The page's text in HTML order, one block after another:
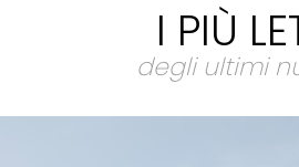
I PIÙ
degli ultimi